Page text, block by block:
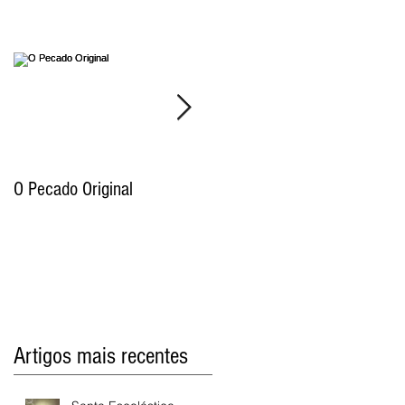
O Pecado Original
Artigos mais recentes